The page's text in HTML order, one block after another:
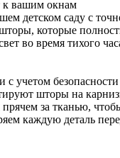
к вашим окнам
детском саду с
которые
во время тихого
с учетом безопасности
шторы на
за тканью,
каждую деталь